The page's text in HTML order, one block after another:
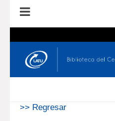
En el catálogo
>> Regresar